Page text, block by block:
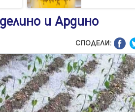
и Ардино
СПОДЕЛИ: